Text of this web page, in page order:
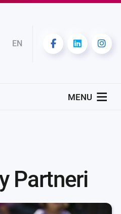
EN
MENU
Partneri